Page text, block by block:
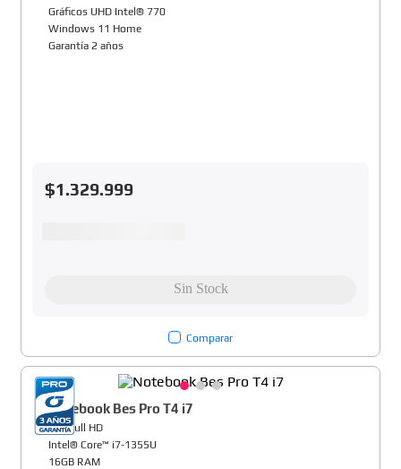
Gráficos UHD Intel® 770
Windows 11 Home
Garantía 2 años
$1.329.999
Comparar
Notebook Bes Pro T4 i7
14" Full HD
Intel® Core™ i7-1355U
16GB RAM